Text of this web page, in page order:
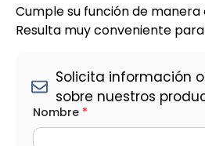
Cumple su función de
Resulta muy conveniente para
Solicita información
sobre nuestros
Nombre *